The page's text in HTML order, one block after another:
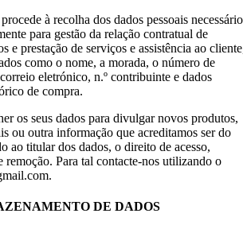
à recolha dos dados pessoais
para gestão da relação contratual de
e prestação de serviços e assistência ao
como o nome, a morada, o número de
eletrónico, n.º contribuinte e dados
de compra.
os seus dados para divulgar novos produtos,
ou outra informação que acreditamos ser do
ao titular dos dados, o direito de acesso,
remoção. Para tal contacte-nos utilizando o
DE DADOS